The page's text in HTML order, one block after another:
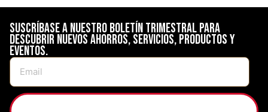
Suscríbase a nuestro boletín trimestral para
descubrir nuevos ahorros, servicios, productos y
eventos.